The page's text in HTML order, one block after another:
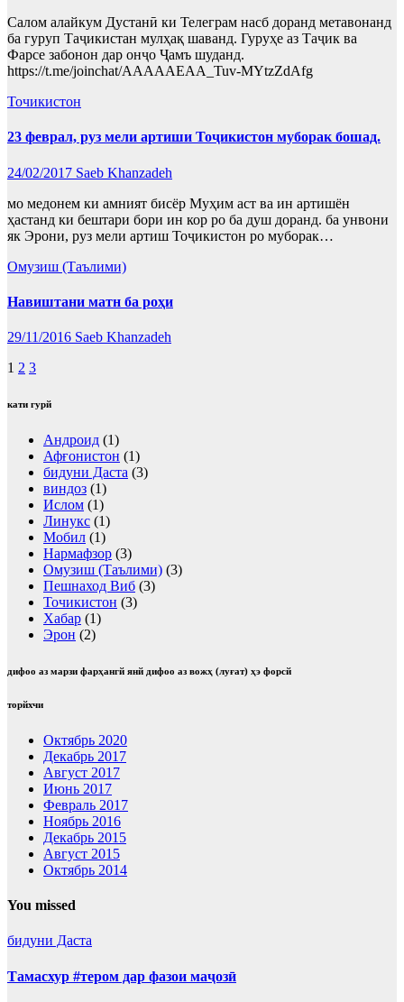
Салом алайкум Дустанӣ ки Телеграм насб доранд метавонанд
ба гуруп Таҷикистан мулҳақ шаванд. Гуруҳе аз Таҷик ва
Фарсе забонон дар онҷо Ҷамъ шуданд.
https://t.me/joinchat/AAAAAEAA_Tuv-MYtzZdAfg
Точикистон
23 феврал, руз мели артиши Тоҷикистон муборак бошад.
24/02/2017 Saeb Khanzadeh
мо медонем ки амният бисёр Муҳим аст ва ин артишён
ҳастанд ки бештари бори ин кор ро ба душ доранд. ба унвони
як Эрони, руз мели артиш Тоҷикистон ро муборак…
Омузиш (Таълими)
Навиштани матн ба роҳи
29/11/2016 Saeb Khanzadeh
Пагинация
записей
1 2 3
кати гурй
Андроид (1)
Афғонистон (1)
бидуни Даста (3)
виндоз (1)
Ислом (1)
Линукс (1)
Мобил (1)
Нармафзор (3)
Омузиш (Таълими) (3)
Пешнаход Виб (3)
Точикистон (3)
Хабар (1)
Эрон (2)
дифоо аз марзи фарҳангй янй дифоо аз вожҳ (луғат) ҳэ форсй
торйхчи
Октябрь 2020
Декабрь 2017
Август 2017
Июнь 2017
Февраль 2017
Ноябрь 2016
Декабрь 2015
Август 2015
Октябрь 2014
You missed
бидуни Даста
Тамасхур #тером дар фазои маҷозӣ